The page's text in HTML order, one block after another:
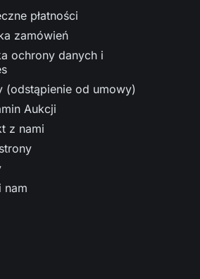
płatności
zamówień
ochrony danych i
(odstąpienie od umowy)
Aukcji
z nami
nam